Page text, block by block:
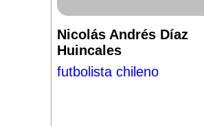
Nicolás Andrés Díaz
Huincales
futbolista chileno